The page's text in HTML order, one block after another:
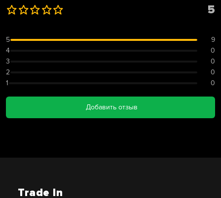
5
5
9
4
0
3
0
2
0
1
0
Добавить отзыв
Trade In